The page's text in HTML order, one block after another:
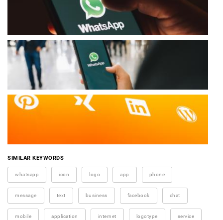
SIMILAR KEYWORDS
whatsapp icon logo app phone
message text business facebook chat
mobile application internet logotype service